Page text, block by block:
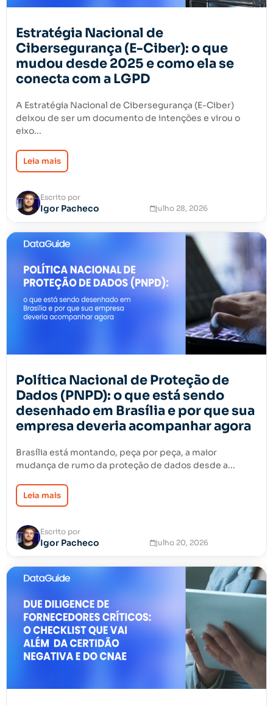
Estratégia Nacional de
Cibersegurança (E-Ciber): o que
mudou desde 2025 e como ela se
conecta com a LGPD
A Estratégia Nacional de Cibersegurança (E-Ciber)
deixou de ser um documento de intenções e virou o
eixo...
Leia mais
Escrito por
Igor Pacheco julho 28, 2026
Política Nacional de Proteção de
Dados (PNPD): o que está sendo
desenhado em Brasília e por que sua
empresa deveria acompanhar agora
Brasília está montando, peça por peça, a maior
mudança de rumo da proteção de dados desde a...
Leia mais
Escrito por
Igor Pacheco julho 20, 2026